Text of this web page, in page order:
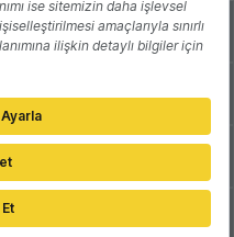
Yazarlar
Reklam